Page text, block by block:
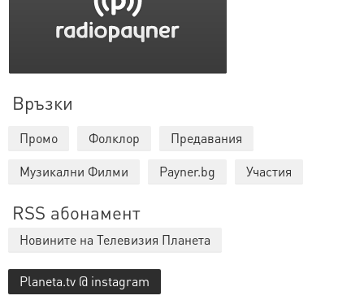
Връзки
Промо Фолклор
Предавания
Музикални Филми
Payner.bg Участия
RSS абонамент
Новините на Телевизия Планета
Planeta.tv @ instagram